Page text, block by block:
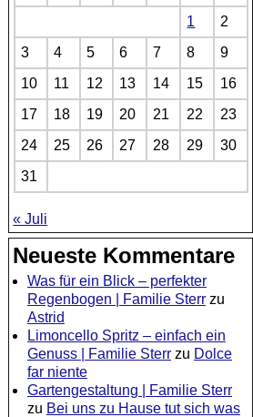
1
2
3
4 5 6 7 8
9
10
11 12 13 14 15
16
17
18 19 20 21 22
23
24
25 26 27 28 29
30
31
« Juli
Neueste Kommentare
Was für ein Blick – perfekter
Regenbogen | Familie Sterrzu
Astrid
Limoncello Spritz – einfach ein
Genuss | Familie Sterrzu Dolce
far niente
Gartengestaltung | Familie Sterr
zu Bei uns zu Hause tut sich was